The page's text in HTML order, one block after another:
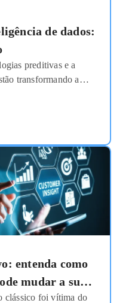
de dados:
preditivas e a
transformando a
máquina de escala,
de Linguagem Natural
a segmentação
entenda como
mudar a sua
de leads
clássico foi vítima do